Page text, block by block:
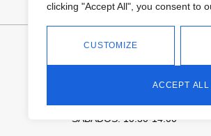
clicking "Accept All", you consent to
CUSTOMIZE
ACCEPT ALL
FANTASÍA - TIENDA
Avd Don Antonio Huertas, 74
13700 Tomelloso (Ciudad Real)
Teléfono: 618 11 75 02
L a V: 10:30-14:00 | 18:00-
SÁBADOS: 10.30-14:00